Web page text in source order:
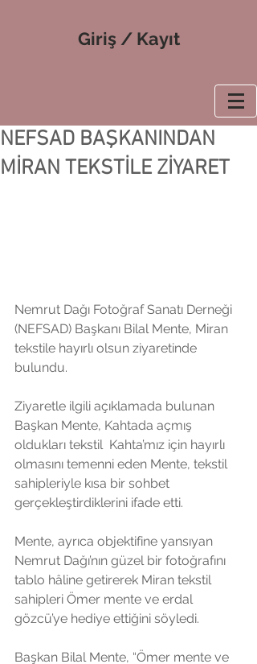
Giriş / Kayıt
NEFSAD BAŞKANINDAN
MİRAN TEKSTİLE ZİYARET
Nemrut Dağı Fotoğraf Sanatı Derneği
(NEFSAD) Başkanı Bilal Mente, Miran
tekstile hayırlı olsun ziyaretinde
bulundu.
Ziyaretle ilgili açıklamada bulunan
Başkan Mente, Kahtada açmış
oldukları tekstil  Kahta’mız için hayırlı
olmasını temenni eden Mente, tekstil
sahipleriyle kısa bir sohbet
gerçekleştirdiklerini ifade etti.
Mente, ayrıca objektifine yansıyan
Nemrut Dağı’nın güzel bir fotoğrafını
tablo hâline getirerek Miran tekstil
sahipleri Ömer mente ve erdal
gözcü’ye hediye ettiğini söyledi.
Başkan Bilal Mente, “Ömer mente ve